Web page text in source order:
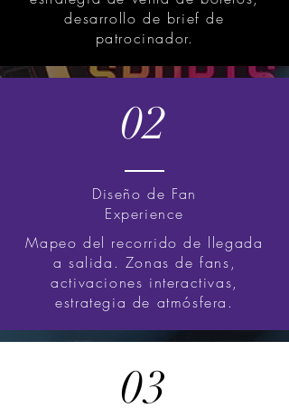
desarrollo de brief de
patrocinador.
02
Diseño de Fan
Experience
Mapeo del recorrido de llegada
a salida. Zonas de fans,
activaciones interactivas,
estrategia de atmósfera.
03